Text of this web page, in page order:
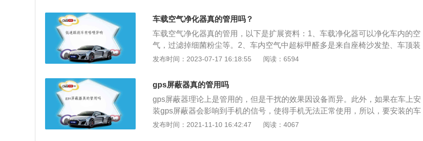
品经过近十年的市场效果验证，没有任何副作用，清洗效果明显，能解决由积碳
引起的怠速抖动，冷启动的困难，加速不良等等故障。
车载空气净化器真的管用吗？
车载空气净化器真的管用，以下是扩展资料：1、车载净化器可以净化车内的空
气，过滤掉细菌粉尘等。2、车内空气中超标甲醛多是来自座椅沙发垫、车顶装
饰布内衬等装饰材料，苯来自胶粘剂。3、新车味道危害极大，因车内空间狭
中驾驶，极易引起不适，甚至造成交通事故。4、常见的车载空气净化器净化方
式有两种，滤网主动过滤和静电吸附被动过滤。
发布时间：2023-07-17 16:18:55 阅读：6594
gps屏蔽器真的管用吗
gps屏蔽器理论上是管用的，但是干扰的效果因设备而异。此外，如果在车上安
装gps屏蔽器会影响到手机的信号，使得手机无法正常使用，所以，要安装的车
主要慎重考虑。GPS车辆监控系统，指的是基于GIS平台、GPS和GSM网的GPS
发布时间：2021-11-10 16:42:47 阅读：4067